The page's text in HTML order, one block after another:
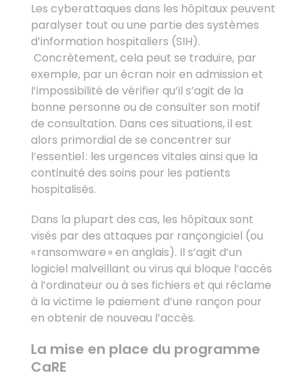
Les cyberattaques dans les hôpitaux peuvent
paralyser tout ou une partie des systèmes
d’information hospitaliers (SIH).
Concrètement, cela peut se traduire, par
exemple, par un écran noir en admission et
l’impossibilité de vérifier qu’il s’agit de la
bonne personne ou de consulter son motif
de consultation. Dans ces situations, il est
alors primordial de se concentrer sur
l’essentiel : les urgences vitales ainsi que la
continuité des soins pour les patients
hospitalisés.
Dans la plupart des cas, les hôpitaux sont
visés par des attaques par rançongiciel (ou
« ransomware » en anglais). Il s’agit d’un
logiciel malveillant ou virus qui bloque l’accès
à l’ordinateur ou à ses fichiers et qui réclame
à la victime le paiement d’une rançon pour
en obtenir de nouveau l’accès.
La mise en place du programme
CaRE